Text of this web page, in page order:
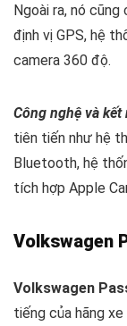
Ngoài ra, nó
định vị GPS, hệ
camera 360 độ.
Công nghệ và kết
tiên tiến như hệ
Bluetooth, hệ
tích hợp Apple
Volkswagen
Volkswagen
tiếng của hãng